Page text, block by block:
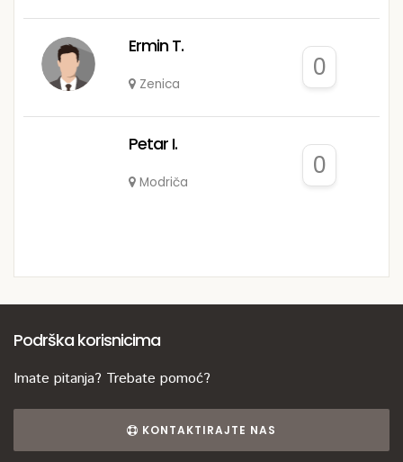
Ermin T.
Zenica
0
Petar I.
Modriča
0
Podrška korisnicima
Imate pitanja? Trebate pomoć?
KONTAKTIRAJTE NAS